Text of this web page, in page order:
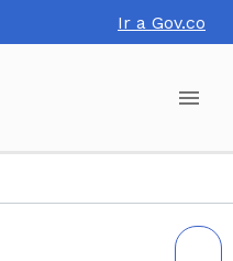
Ir a Gov.co